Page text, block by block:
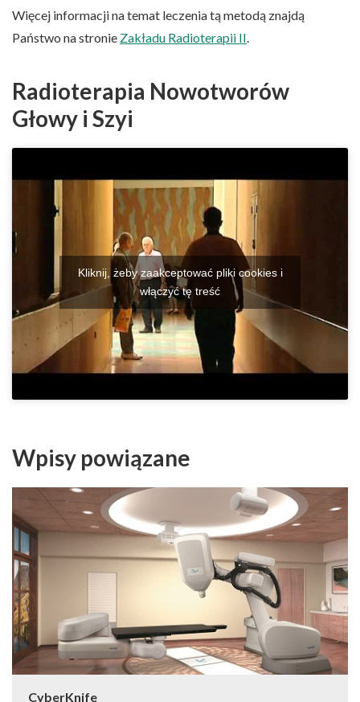
Więcej informacji na temat leczenia tą metodą znajdą
Państwo na stronie Zakładu Radioterapii II.
Radioterapia Nowotworów
Głowy i Szyi
Kliknij, żeby zaakceptować pliki cookies i
włączyć tę treść
Wpisy powiązane
CyberKnife